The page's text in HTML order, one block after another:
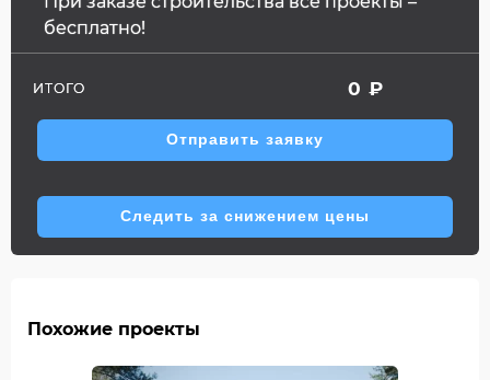
бесплатно!
ИТОГО 0 ₽
Отправить заявку
Следить за снижением цены
Похожие проекты